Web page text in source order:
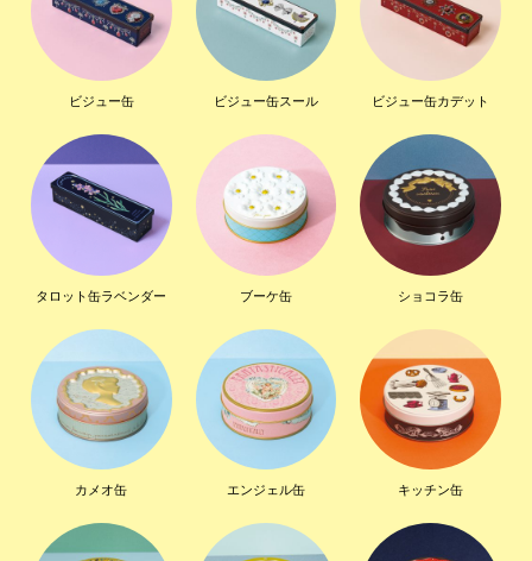
ビジュー缶 ビジュー缶スール ビジュー缶カデット
タロット缶ラベンダー ブーケ缶 ショコラ缶
カメオ缶 エンジェル缶 キッチン缶